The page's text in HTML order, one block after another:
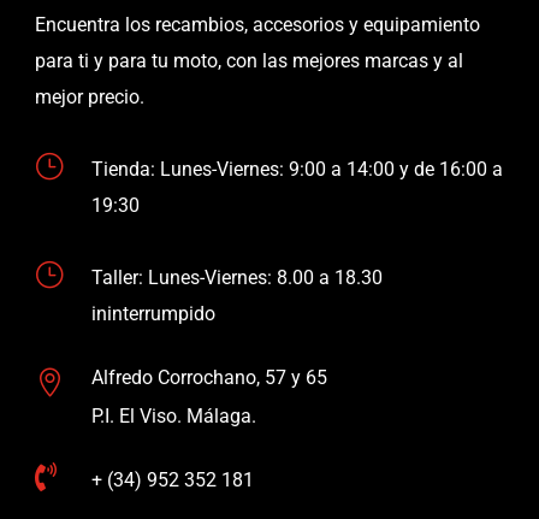
Encuentra los recambios, accesorios y equipamiento
para ti y para tu moto, con las mejores marcas y al
mejor precio.
}
Tienda: Lunes-Viernes: 9:00 a 14:00 y de 16:00 a
19:30
}
Taller: Lunes-Viernes: 8.00 a 18.30
ininterrumpido

Alfredo Corrochano, 57 y 65
P.I. El Viso. Málaga.
 + (34) 952 352 181